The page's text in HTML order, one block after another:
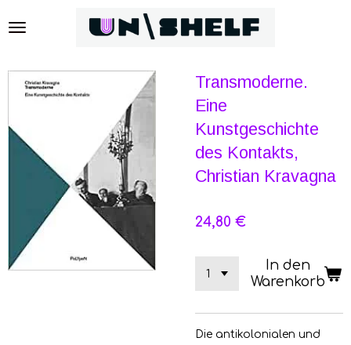
Hauptinhalt
Transmoderne.
Eine
Kunstgeschichte
des Kontakts,
Christian Kravagna
24,80 €
In den
Warenkorb
Die antikolonialen und